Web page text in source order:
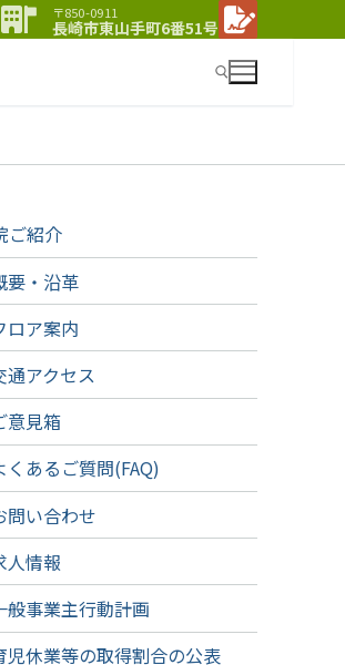
〒850-0911
長崎市東山手町6番51号
ご紹介
要・沿革
ロア案内
通アクセス
意見箱
くあるご質問(FAQ)
問い合わせ
人情報
般事業主行動計画
児休業等の取得割合の公表